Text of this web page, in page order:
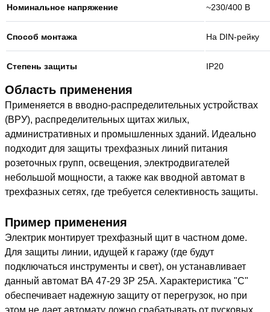
Номинальное напряжение ~230/400 В
Способ монтажа На DIN-рейку
Степень защиты IP20
Область применения
Применяется в вводно-распределительных устройствах
(ВРУ), распределительных щитах жилых,
административных и промышленных зданий. Идеально
подходит для защиты трехфазных линий питания
розеточных групп, освещения, электродвигателей
небольшой мощности, а также как вводной автомат в
трехфазных сетях, где требуется селективность защиты.
Пример применения
Электрик монтирует трехфазный щит в частном доме.
Для защиты линии, идущей к гаражу (где будут
подключаться инструменты и свет), он устанавливает
данный автомат ВА 47-29 3Р 25А. Характеристика "С"
обеспечивает надежную защиту от перегрузок, но при
этом не дает автомату ложно срабатывать от пусковых